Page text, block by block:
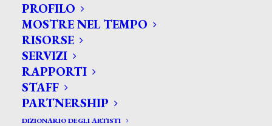
PROFILO
MOSTRE NEL TEMPO
RISORSE
SERVIZI
RAPPORTI
STAFF
PARTNERSHIP
DIZIONARIO DEGLI ARTISTI
CERCA TRA GLI ARTISTI:
Search
for: